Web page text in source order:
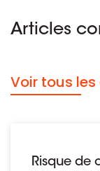
Articles
Voir tous
Risque de